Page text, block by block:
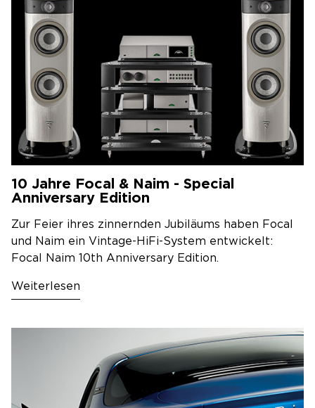
10 Jahre Focal & Naim - Special
Anniversary Edition
Zur Feier ihres zinnernden Jubiläums haben Focal
und Naim ein Vintage-HiFi-System entwickelt:
Focal Naim 10th Anniversary Edition.
Weiterlesen